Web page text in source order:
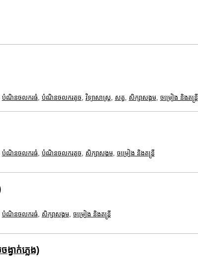
បំណិនចលករធំ បំណិនចលករតូច វិទ្យាសាស្រ្ត សត្វ សិក្សាសង្គម, ចម្រៀង និងតន្ត្រី
បំណិនចលករធំ បំណិនចលករតូច សិក្សាសង្គម, ចម្រៀង និងតន្ត្រី
បំណិនចលករធំ សិក្សាសង្គម, ចម្រៀង និងតន្ត្រី
វាក់ភ្លេង)